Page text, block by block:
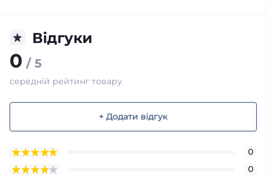
Відгуки
0 / 5
середній рейтинг товару
+ Додати відгук
0
0